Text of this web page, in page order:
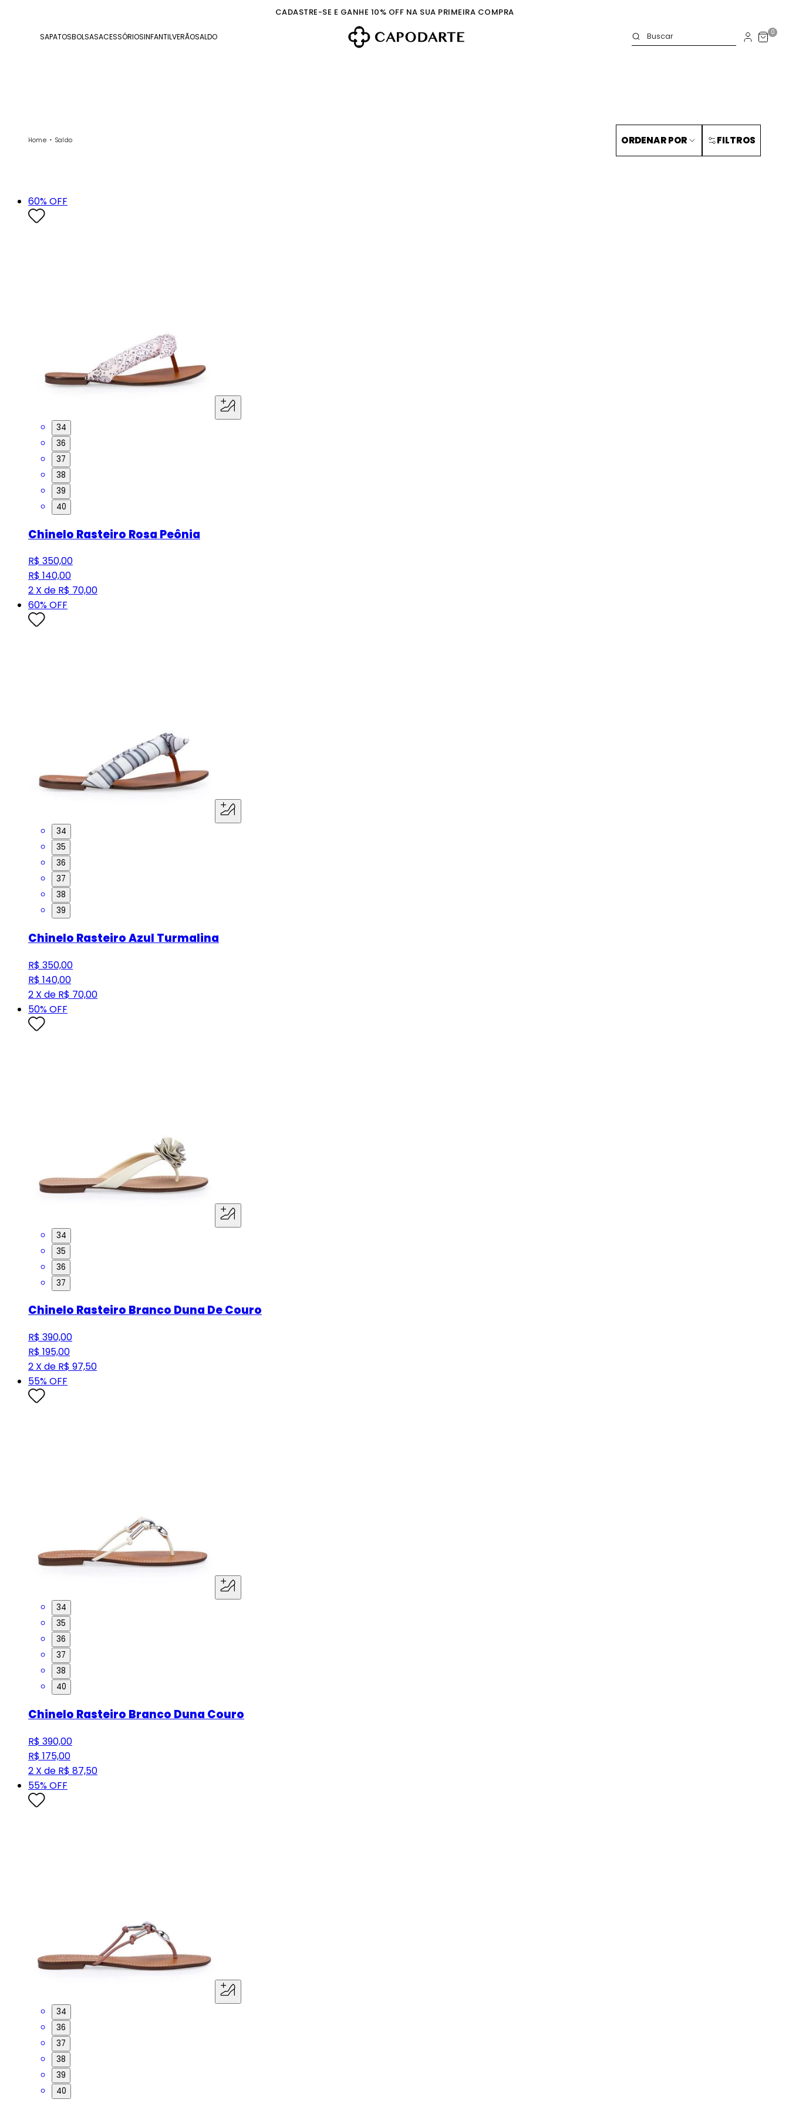
CADASTRE-SE E GANHE 10% OFF NA SUA PRIMEIRA COMPRA
SAPATOSBOLSASACESSÓRIOSINFANTILVERÃOSALDO 0
Home Saldo FILTROS
ORDENAR POR
60% OFF
34
36
37
38
39
40
Chinelo Rasteiro Rosa Peônia
R$ 350,00
R$ 140,00
2 X de R$ 70,00
60% OFF
34
35
36
37
38
39
Chinelo Rasteiro Azul Turmalina
R$ 350,00
R$ 140,00
2 X de R$ 70,00
50% OFF
34
35
36
37
Chinelo Rasteiro Branco Duna De Couro
R$ 390,00
R$ 195,00
2 X de R$ 97,50
55% OFF
34
35
36
37
38
40
Chinelo Rasteiro Branco Duna Couro
R$ 390,00
R$ 175,00
2 X de R$ 87,50
55% OFF
34
36
37
38
39
40